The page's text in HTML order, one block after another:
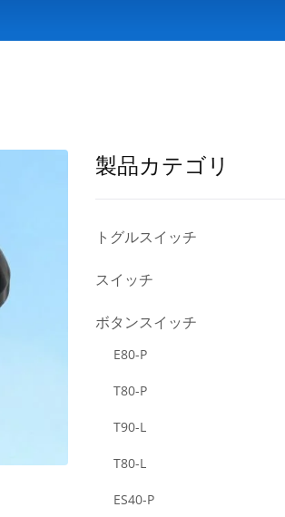
製品カテゴリ
トグルスイッチ
スイッチ
ボタンスイッチ
E80-P
T80-P
T90-L
T80-L
ES40-P